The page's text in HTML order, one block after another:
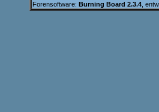
Forensoftware: Burning Board 2.3.4,